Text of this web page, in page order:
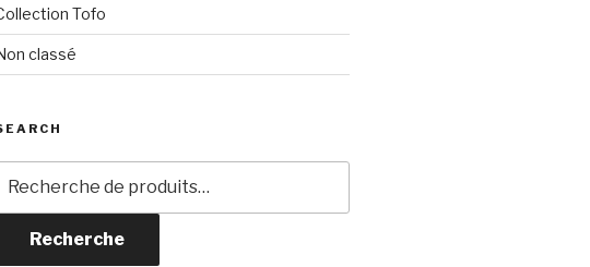
Tofo
classé
pour :
Recherche